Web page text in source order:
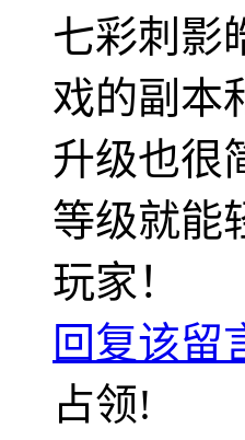
七彩刺影
戏的副本
升级也很
等级就能
玩家！
回复该留
占领!